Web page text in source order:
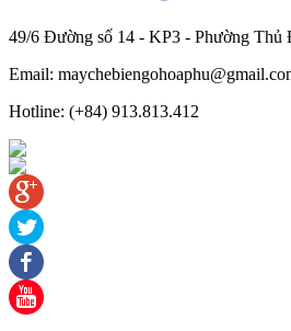
49/6 Đường số 14 - KP3 - Phường
Email:
Hotline: (+84) 913.813.412